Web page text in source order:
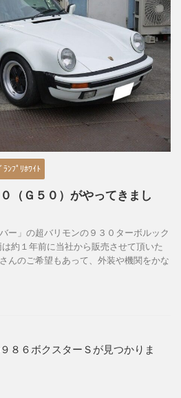
ﾝﾌﾟﾘﾎﾜｲﾄ
（Ｇ５０）がやってきまし
ー」の超バリモンの９３０ターボルック
約１年前に当社から販売させて頂いた
んのご希望もあって、外装や機関をかな
８６ボクスターＳが見つかりま